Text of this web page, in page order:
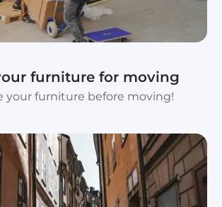
furniture for moving
your furniture before moving!